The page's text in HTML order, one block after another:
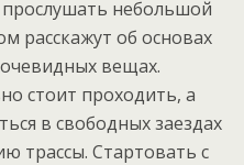
прослушать небольшой
расскажут об основах
вещах.
стоит проходить, а
в свободных заездах
трассы. Стартовать с